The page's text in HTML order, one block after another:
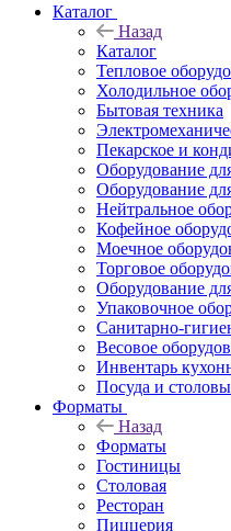
Каталог
Назад
Каталог
Тепловое
Холодильное
Бытовая техника
Пекарское и
Оборудование
Оборудование
Нейтральное
Кофейное
Моечное
Торговое
Оборудование
Упаковочное
Санитарно-
Весовое
Инвентарь
Посуда и
Форматы
Назад
Форматы
Гостиницы
Столовая
Ресторан
Пиццерия